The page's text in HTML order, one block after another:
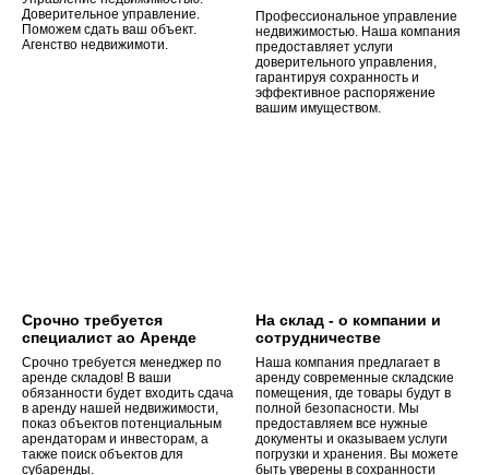
Доверительное управление.
Поможем сдать ваш объект.
Агенство недвижимоти.
Профессиональное управление
недвижимостью. Наша компания
предоставляет услуги
доверительного управления,
гарантируя сохранность и
эффективное распоряжение
вашим имуществом.
Срочно требуется
специалист ао Аренде
Срочно требуется менеджер по
аренде складов! В ваши
обязанности будет входить сдача
в аренду нашей недвижимости,
показ объектов потенциальным
арендаторам и инвесторам, а
также поиск объектов для
субаренды.
На склад - о компании и
сотрудничестве
Наша компания предлагает в
аренду современные складские
помещения, где товары будут в
полной безопасности. Мы
предоставляем все нужные
документы и оказываем услуги
погрузки и хранения. Вы можете
быть уверены в сохранности